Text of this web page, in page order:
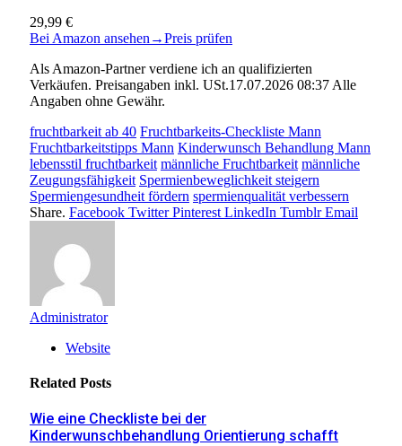
29,99 €
Bei Amazon ansehen →Preis prüfen
Als Amazon-Partner verdiene ich an qualifizierten
Verkäufen. Preisangaben inkl. USt.17.07.2026 08:37 Alle
Angaben ohne Gewähr.
fruchtbarkeit ab 40 Fruchtbarkeits-Checkliste Mann
Fruchtbarkeitstipps Mann Kinderwunsch Behandlung Mann
lebensstil fruchtbarkeit männliche Fruchtbarkeit männliche
Zeugungsfähigkeit Spermienbeweglichkeit steigern
Spermiengesundheit fördern spermienqualität verbessern
Share. Facebook Twitter Pinterest LinkedIn Tumblr Email
Administrator
Website
Related Posts
Wie eine Checkliste bei der
Kinderwunschbehandlung Orientierung schafft